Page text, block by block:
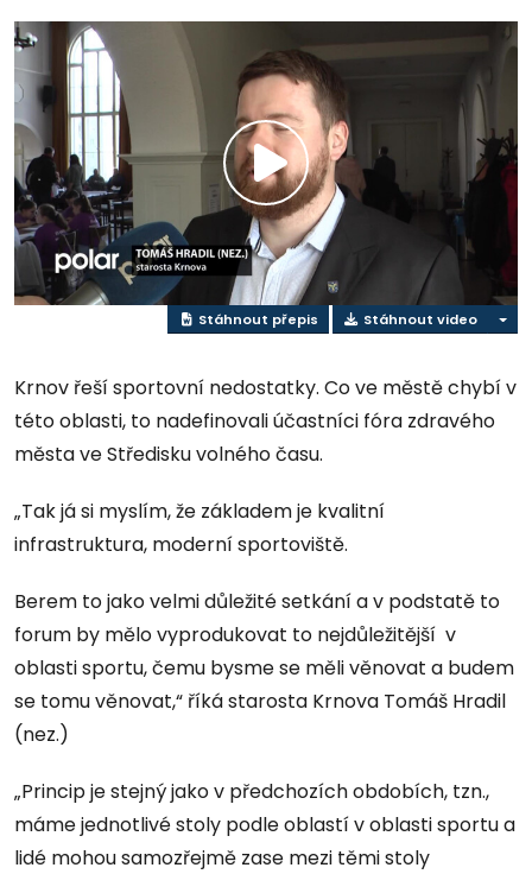
Přehrát
video
Stáhnout přepis Stáhnout video
Krnov řeší sportovní nedostatky. Co ve městě chybí v
této oblasti, to nadefinovali účastníci fóra zdravého
města ve Středisku volného času.
„Tak já si myslím, že základem je kvalitní
infrastruktura, moderní sportoviště.
Berem to jako velmi důležité setkání a v podstatě to
forum by mělo vyprodukovat to nejdůležitější v
oblasti sportu, čemu bysme se měli věnovat a budem
se tomu věnovat,“ říká starosta Krnova Tomáš Hradil
(nez.)
„Princip je stejný jako v předchozích obdobích, tzn.,
máme jednotlivé stoly podle oblastí v oblasti sportu a
lidé mohou samozřejmě zase mezi těmi stoly